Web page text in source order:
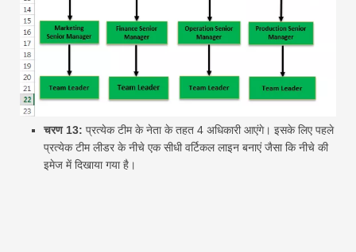
चरण 13: प्रत्येक टीम के नेता के तहत 4 अधिकारी आएंगे। इसके लिए पहले
प्रत्येक टीम लीडर के नीचे एक सीधी वर्टिकल लाइन बनाएं जैसा कि नीचे की
इमेज में दिखाया गया है।